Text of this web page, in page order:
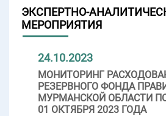
ЭКСПЕРТНО-
МЕРОПРИЯТИЯ
24.10.2023
МОНИТОРИНГ
РЕЗЕРВНОГО ФОНДА
МУРМАНСКОЙ ОБЛАСТИ
01 ОКТЯБРЯ 2023 ГОДА